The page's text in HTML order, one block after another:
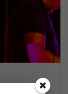
(Studio